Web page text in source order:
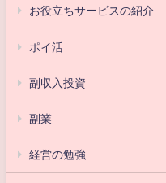
お役立ちサービスの紹介
ポイ活
副収入投資
副業
経営の勉強